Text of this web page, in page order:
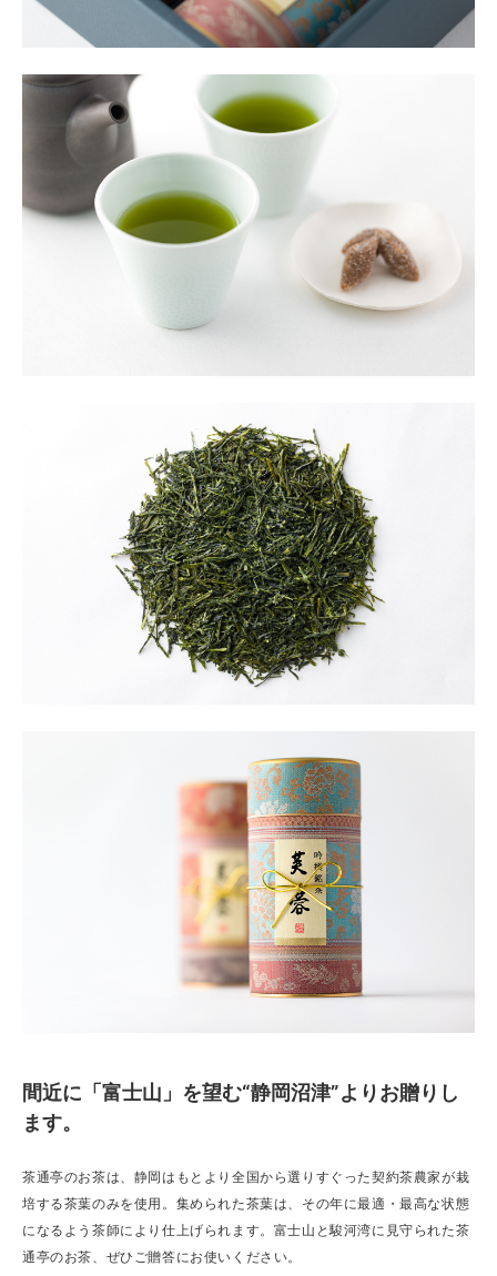
間近に「富士山」を望む“静岡沼津”よりお贈りし
ます。
茶通亭のお茶は、静岡はもとより全国から選りすぐった契約茶農家が栽
培する茶葉のみを使用。集められた茶葉は、その年に最適・最高な状態
になるよう茶師により仕上げられます。富士山と駿河湾に見守られた茶
通亭のお茶、ぜひご贈答にお使いください。